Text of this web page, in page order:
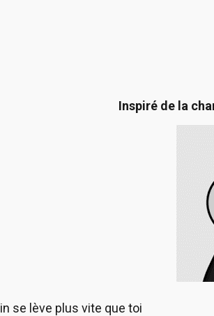
Inspiré de la
se lève plus vite que toi